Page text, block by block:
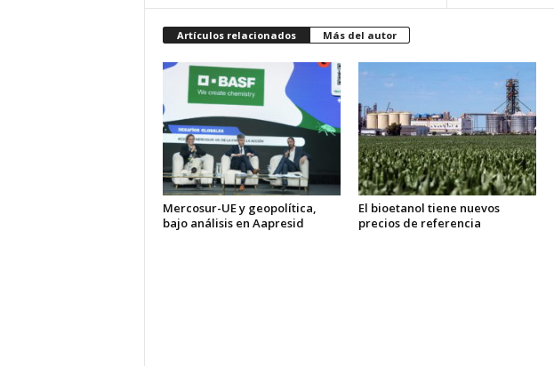
Artículos relacionados Más del autor
Mercosur-UE y geopolítica,
bajo análisis en Aapresid
El bioetanol tiene nuevos
precios de referencia